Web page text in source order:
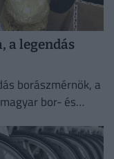
a legendás
borászmérnök, a
bor- és